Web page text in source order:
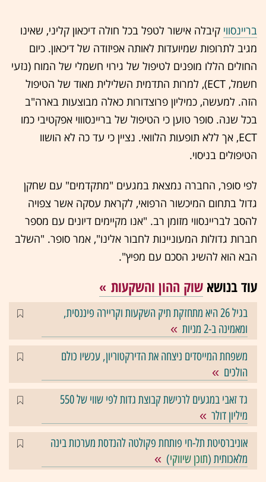
בריינסווי קיבלה אישור לטפל בכל חולה דיכאון קליני, שאינו
מגיב לתרופות שמיועדות לאותה אפיזודה של דיכאון. כיום
החולים הללו מופנים לטיפול של גירוי חשמלי של המוח (נזעי
חשמל, ECT), למרות התדמית השלילית מאוד של הטיפול
הזה. למעשה, כמיליון פרוצדורות כאלה מבוצעות בארה"ב
בכל שנה. סופר טוען כי הטיפול של בריינסוווי אפקטיבי כמו
ECT, אך ללא תופעות הלוואי. נציין כי עד כה לא הושוו
הטיפולים בניסוי.
לפי סופר, החברה נמצאת במגעים "מתקדמים" עם שחקן
גדול בתחום המיכשור הרפואי, לקראת עסקה אשר צפויה
להסב לבריינסווי מזומן רב. "אנו מקיימים דיונים עם מספר
חברות גדולות המעוניינות לחבור אלינו", אמר סופר. "השלב
הבא הוא להשיג הסכם עם מפיץ".
עוד בנושא שוק ההון והשקעות
בגיל 26 היא מתחזקת תיק השקעות וקריירה פיננסית,
ומאמינה ב-2 מניות
משפחת המייסדים ניצחה את הדירקטוריון, עכשיו כולם
הולכים
גד זאבי במגעים לרכישת קבוצת גדות לפי שווי של 550
מיליון דולר
אוניברסיטת תל-חי פותחת פקולטה להנדסת מערכות בינה
מלאכותית (תוכן שיווקי)